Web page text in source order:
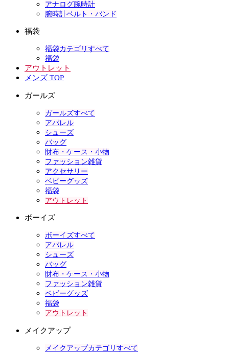
アナログ腕時計
腕時計ベルト・バンド
福袋
福袋カテゴリすべて
福袋
アウトレット
メンズ TOP
ガールズ
ガールズすべて
アパレル
シューズ
バッグ
財布・ケース・小物
ファッション雑貨
アクセサリー
ベビーグッズ
福袋
アウトレット
ボーイズ
ボーイズすべて
アパレル
シューズ
バッグ
財布・ケース・小物
ファッション雑貨
ベビーグッズ
福袋
アウトレット
メイクアップ
メイクアップカテゴリすべて